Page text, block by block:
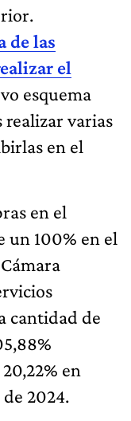
de las
el
esquema
realizar varias
en el
en el
un 100% en el
cantidad de
en
2024.